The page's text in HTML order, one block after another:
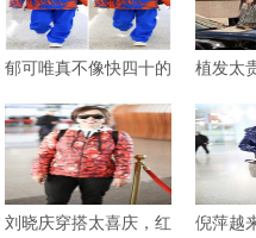
郁可唯真不像快四十的 植发太
刘晓庆穿搭太喜庆，红 倪萍越